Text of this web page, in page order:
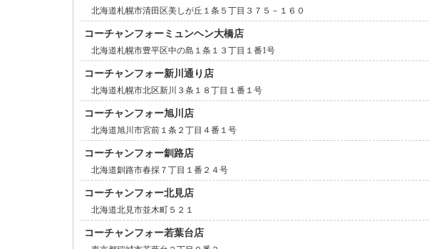
北海道札幌市清田区美しが丘１条５丁目３７５－１６０
コーチャンフォーミュンヘン大橋店
北海道札幌市豊平区中の島１条１３丁目１番1号
コーチャンフォー新川通り店
北海道札幌市北区新川３条１８丁目１番１号
コーチャンフォー旭川店
北海道旭川市宮前１条２丁目４番１号
コーチャンフォー釧路店
北海道釧路市春採７丁目１番２４号
コーチャンフォー北見店
北海道北見市並木町５２１
コーチャンフォー若葉台店